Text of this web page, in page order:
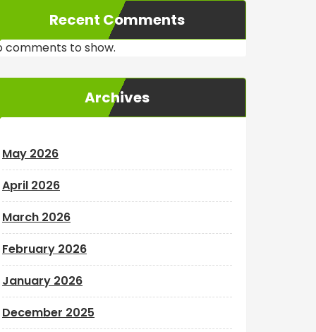
Recent Comments
comments to show.
Archives
May 2026
April 2026
March 2026
February 2026
January 2026
December 2025